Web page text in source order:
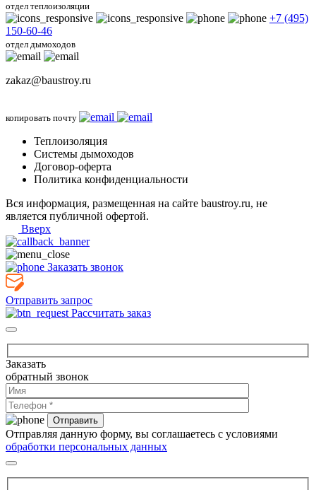
отдел теплоизоляции
+7 (495)
150-60-46
отдел дымоходов
zakaz@baustroy.ru
копировать почту
Теплоизоляция
Системы дымоходов
Договор-оферта
Политика конфиденциальности
Вся информация, размещенная на сайте baustroy.ru, не
является публичной офертой.
Вверх
Заказать звонок
Отправить запрос
Рассчитать заказ
Заказать
обратный звонок
Отправляя данную форму, вы соглашаетесь с условиями
обработки персональных данных